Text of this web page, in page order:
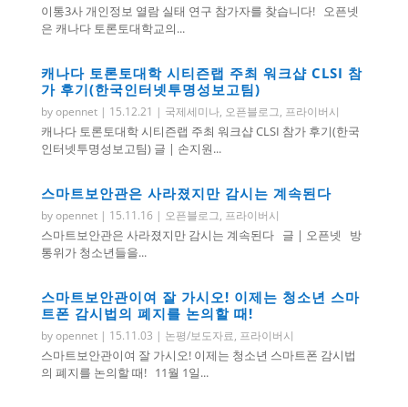
이통3사 개인정보 열람 실태 연구 참가자를 찾습니다! 오픈넷
은 캐나다 토론토대학교의...
캐나다 토론토대학 시티즌랩 주최 워크샵 CLSI 참
가 후기(한국인터넷투명성보고팀)
byopennet| 15.12.21 | 국제세미나, 오픈블로그, 프라이버시
캐나다 토론토대학 시티즌랩 주최 워크샵 CLSI 참가 후기(한국
인터넷투명성보고팀) 글 | 손지원...
스마트보안관은 사라졌지만 감시는 계속된다
byopennet| 15.11.16| 오픈블로그, 프라이버시
스마트보안관은 사라졌지만 감시는 계속된다 글 | 오픈넷 방
통위가 청소년들을...
스마트보안관이여 잘 가시오! 이제는 청소년 스마
트폰 감시법의 폐지를 논의할 때!
byopennet| 15.11.03 | 논평/보도자료, 프라이버시
스마트보안관이여 잘 가시오! 이제는 청소년 스마트폰 감시법
의 폐지를 논의할 때! 11월 1일...